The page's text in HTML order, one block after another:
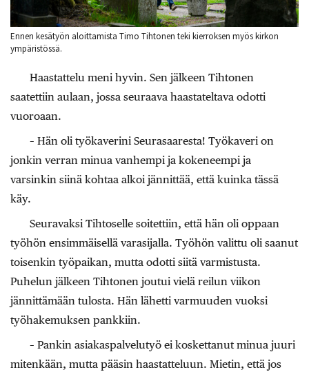
Ennen kesätyön aloittamista Timo Tihtonen teki kierroksen myös kirkon
ympäristössä.
Haastattelu meni hyvin. Sen jälkeen Tihtonen
saatettiin aulaan, jossa seuraava haastateltava odotti
vuoroaan.
– Hän oli työkaverini Seurasaaresta! Työkaveri on
jonkin verran minua vanhempi ja kokeneempi ja
varsinkin siinä kohtaa alkoi jännittää, että kuinka tässä
käy.
Seuravaksi Tihtoselle soitettiin, että hän oli oppaan
työhön ensimmäisellä varasijalla. Työhön valittu oli saanut
toisenkin työpaikan, mutta odotti siitä varmistusta.
Puhelun jälkeen Tihtonen joutui vielä reilun viikon
jännittämään tulosta. Hän lähetti varmuuden vuoksi
työhakemuksen pankkiin.
– Pankin asiakaspalvelutyö ei koskettanut minua juuri
mitenkään, mutta pääsin haastatteluun. Mietin, että jos